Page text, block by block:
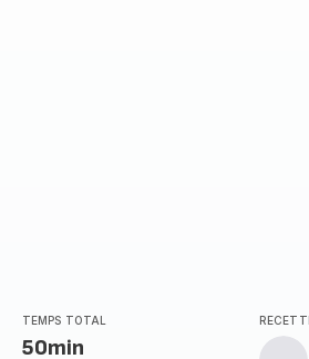
TEMPS TOTAL
50min